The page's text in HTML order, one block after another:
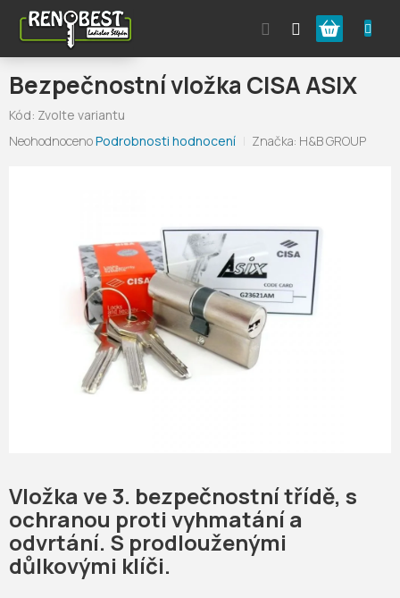
obsah
Nákupní
košík
Bezpečnostní vložka CISA ASIX
Kód: Zvolte variantu
Průměrné
NeohodnocenoPodrobnosti hodnocení Značka: H&B GROUP
Vložka ve 3. bezpečnostní třídě, s
ochranou proti vyhmatání a
odvrtání. S prodlouženými
důlkovými klíči.